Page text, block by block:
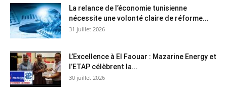
La relance de l’économie tunisienne
nécessite une volonté claire de réforme...
31 juillet 2026
L’Excellence à El Faouar : Mazarine Energy et
l’ETAP célèbrent la...
30 juillet 2026